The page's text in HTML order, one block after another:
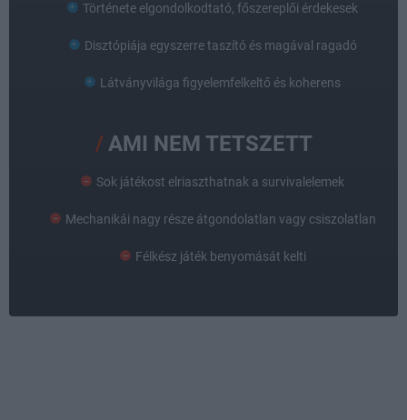
Története elgondolkodtató, főszereplői érdekesek
Disztópiája egyszerre taszító és magával ragadó
Látványvilága figyelemfelkeltő és koherens
AMI NEM TETSZETT
Sok játékost elriaszthatnak a survivalelemek
Mechanikái nagy része átgondolatlan vagy csiszolatlan
Félkész játék benyomását kelti